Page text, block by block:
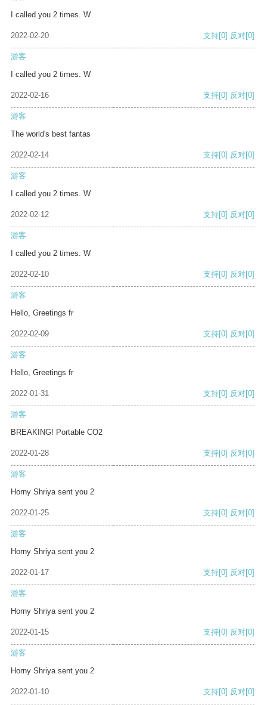
I called you 2 times. W
2022-02-20 支持[0] 反对[0]
游客
I called you 2 times. W
2022-02-16 支持[0] 反对[0]
游客
The world's best fantas
2022-02-14 支持[0] 反对[0]
游客
I called you 2 times. W
2022-02-12 支持[0] 反对[0]
游客
I called you 2 times. W
2022-02-10 支持[0] 反对[0]
游客
Hello, Greetings fr
2022-02-09 支持[0] 反对[0]
游客
Hello, Greetings fr
2022-01-31 支持[0] 反对[0]
游客
BREAKING! Portable CO2
2022-01-28 支持[0] 反对[0]
游客
Horny Shriya sent you 2
2022-01-25 支持[0] 反对[0]
游客
Horny Shriya sent you 2
2022-01-17 支持[0] 反对[0]
游客
Horny Shriya sent you 2
2022-01-15 支持[0] 反对[0]
游客
Horny Shriya sent you 2
2022-01-10 支持[0] 反对[0]